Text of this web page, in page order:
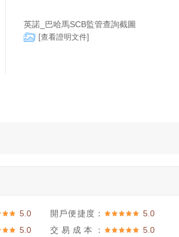
英諾_巴哈馬SCB監管查詢截圖
[查看證明文件]
5.0 開戶便捷度：
5.0
5.0 交易成本：
5.0